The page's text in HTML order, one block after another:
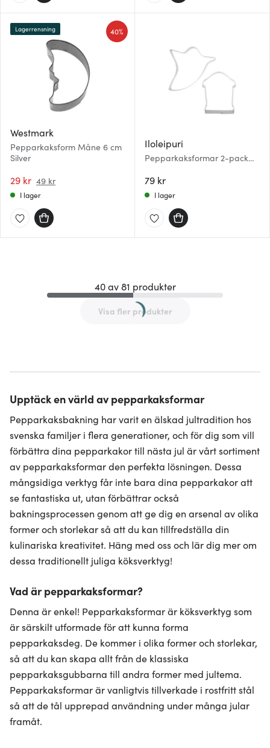
Westmark
Pepparkaksform Måne 6 cm
Silver
29 kr 49 kr
40%
Lagerrensning
I lager
Iloleipuri
Pepparkaksformar 2-pack
79 kr
I lager
40 av 81 produkter
Visa fler produkter
Upptäck en värld av pepparkaksformar
Pepparkaksbakning har varit en älskad jultradition hos
svenska familjer i flera generationer, och för dig som vill
förbättra dina pepparkakor till nästa jul är vårt sortiment
av pepparkaksformar den perfekta lösningen. Dessa
mångsidiga verktyg får inte bara dina pepparkakor att
se fantastiska ut, utan förbättrar också
bakningsprocessen genom att ge dig en arsenal av olika
former och storlekar så att du kan tillfredställa din
kulinariska kreativitet. Häng med oss och lär dig mer om
dessa traditionellt juliga köksverktyg!
Vad är pepparkaksformar?
Denna är enkel! Pepparkaksformar är köksverktyg som
är särskilt utformade för att kunna forma
pepparkaksdeg. De kommer i olika former och storlekar,
så att du kan skapa allt från de klassiska
pepparkaksgubbarna till andra former med jultema.
Pepparkaksformar är vanligtvis tillverkade i rostfritt stål
så att de tål upprepad användning under många jular
framåt.